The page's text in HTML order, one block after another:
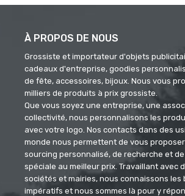
À PROPOS DE NOUS
Grossiste et importateur d'objets
cadeaux d'entreprise, goodies
de fête, accessoires, bijoux. Nous vous
milliers de produits à prix grossiste.
Que vous soyez une entreprise, une
collectivité, nous personnalisons les
avec votre logo. Nos contacts dans des
monde nous permettent de vous
sourcing personnalisé, de recherche et
spéciale au meilleur prix. Travaillant avec
sociétés et mairies, nous connaissons les
impératifs et nous sommes là pour y